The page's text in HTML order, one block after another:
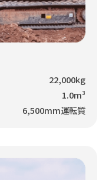
22,000kg
1.0m³
6,500mm運転質